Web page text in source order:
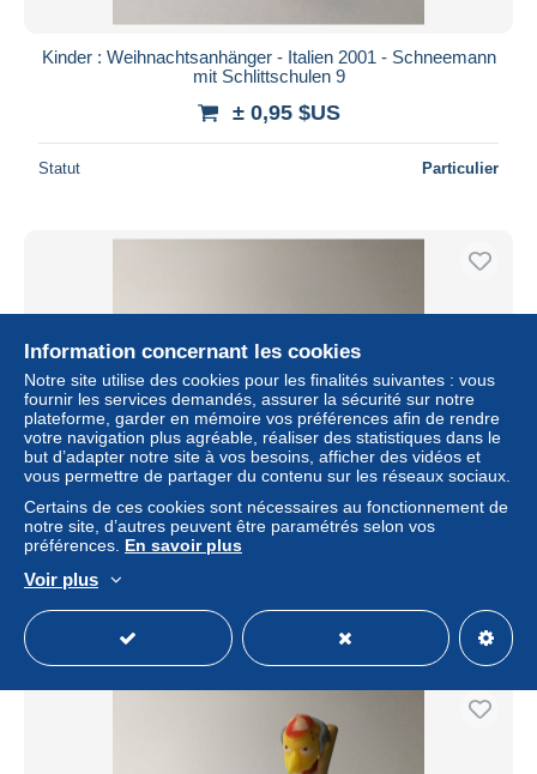
Kinder : Weihnachtsanhänger - Italien 2001 - Schneemann
mit Schlittschulen 9
± 0,95 $US
Statut Particulier
Kinder : MPG UN161 The Simpsons 2 - Kinder joy 2011 -
Milhouse
± 0,95 $US
Statut Particulier
Information concernant les cookies
Notre site utilise des cookies pour les finalités suivantes : vous
fournir les services demandés, assurer la sécurité sur notre
plateforme, garder en mémoire vos préférences afin de rendre
votre navigation plus agréable, réaliser des statistiques dans le
but d’adapter notre site à vos besoins, afficher des vidéos et
vous permettre de partager du contenu sur les réseaux sociaux.
Certains de ces cookies sont nécessaires au fonctionnement de
notre site, d’autres peuvent être paramétrés selon vos
préférences. En savoir plus
Voir plus